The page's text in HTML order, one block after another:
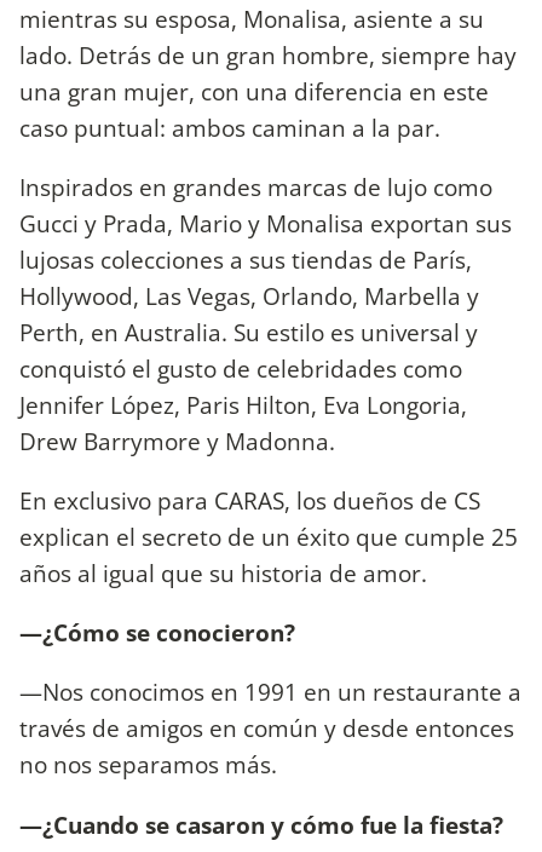
mientras su esposa, Monalisa, asiente a su
lado. Detrás de un gran hombre, siempre hay
una gran mujer, con una diferencia en este
caso puntual: ambos caminan a la par.
Inspirados en grandes marcas de lujo como
Gucci y Prada, Mario y Monalisa exportan sus
lujosas colecciones a sus tiendas de París,
Hollywood, Las Vegas, Orlando, Marbella y
Perth, en Australia. Su estilo es universal y
conquistó el gusto de celebridades como
Jennifer López, Paris Hilton, Eva Longoria,
Drew Barrymore y Madonna.
En exclusivo para CARAS, los dueños de CS
explican el secreto de un éxito que cumple 25
años al igual que su historia de amor.
—¿Cómo se conocieron?
—Nos conocimos en 1991 en un restaurante a
través de amigos en común y desde entonces
no nos separamos más.
—¿Cuando se casaron y cómo fue la fiesta?